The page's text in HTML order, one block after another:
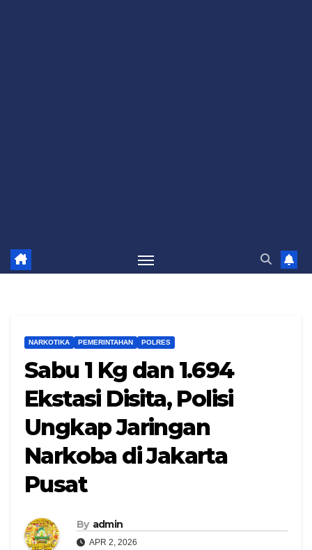
NARKOTIKA PEMERINTAHAN POLRES
Sabu 1 Kg dan 1.694
Ekstasi Disita, Polisi
Ungkap Jaringan
Narkoba di Jakarta
Pusat
By admin
APR 2, 2026